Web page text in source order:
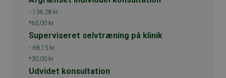
- 136,28 kr.
*65,00 kr.
Superviseret selvtræning på klinik
- 68,15 kr.
*30,00 kr.
Udvidet konsultation